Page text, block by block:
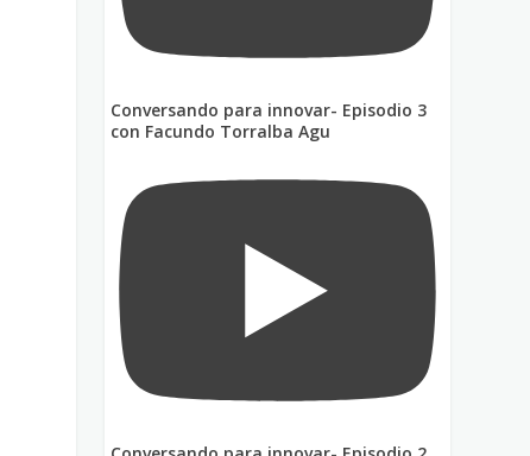
Conversando para innovar- Episodio 3
con Facundo Torralba Agu